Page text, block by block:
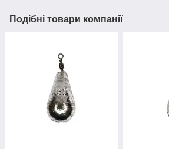
Подібні товари компанії